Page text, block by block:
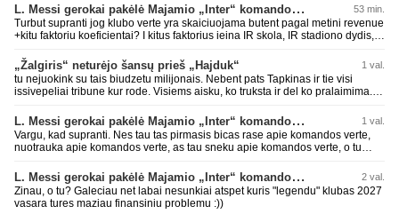
L. Messi gerokai pakėlė Majamio „Inter“ komandos vertę 53 min.
Turbut supranti jog klubo verte yra skaiciuojama butent pagal metini revenue
+kitu faktoriu koeficientai? I kitus faktorius ieina IR skola, IR stadiono dydis,
puikiausiai sugeneravo rekordini 1.1B revenue, kas stipriai prisidejo prie
milzinisko klubo vertes suoli siemet. Be to, tie 200 pamineti cia yra visiskai
on-point, jeigu jau musu mylimas D. prasneko apie klubo vertes kelima, arba
CR atveju - numusima.
„Žalgiris“ neturėjo šansų prieš „Hajduk“ 1 val.
tu nejuokink su tais biudzetu milijonais. Nebent pats Tapkinas ir tie visi
issivepeliai tribune kur rode. Visiems aisku, ko truksta ir del ko pralaimima.
ziniasklaidos, kuri isanalizuoti po pirsteli, ko kam truksta, tai nei kalnietis nei
kasperunas nesusigaudys. Aciu, mercys, lauksim wilno grietineles
besivaipanciu itamet Konfu lygoje 20 tukst. stadione...jei makleriui tapinui
neatsibos sitas projektas
L. Messi gerokai pakėlė Majamio „Inter“ komandos vertę 1 val.
Vargu, kad supranti. Nes tau tas pirmasis bicas rase apie komandos verte,
nuotrauka apie komandos verte, as tau sneku apie komandos verte, o tu
pasaulyje pagal tai, bet uzima antra vieta po Realo pagal klubine verte
pasaulyje. Tokios ten ir finansines problemos pas ta Al Nassr kai PIF vienu
rankos mostu galetu viska nubraukti jeigu noretu. Siaip tas PIF savo
priziurimus klubus galetu arabuose griezciau kontroliuoti nes rinka nesveikai
L. Messi gerokai pakėlė Majamio „Inter“ komandos vertę 2 val.
Zinau, o tu? Galeciau net labai nesunkiai atspet kuris "legendu" klubas 2027
vasara tures maziau finansiniu problemu :))